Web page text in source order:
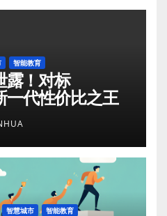
智能教育
！对标
代性价比之王
智慧城市 智能教育